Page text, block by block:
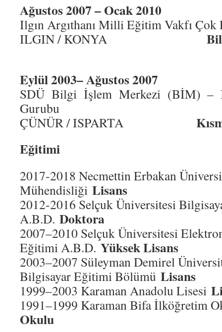
Ağustos 2007 – Ocak 2010
Ilgın Argıthanı Milli Eğitim Vakfı Çok
ILGIN / KONYA
Eylül 2003– Ağustos 2007
SDÜ Bilgi İşlem Merkezi (BİM) –
Gurubu
ÇÜNÜR / ISPARTA Kısmi
Eğitimi
2017-2018 Necmettin Erbakan
Mühendisliği Lisans
2012-2016 Selçuk Üniversitesi
A.B.D. Doktora
2007–2010 Selçuk Üniversitesi
Eğitimi A.B.D. Yüksek Lisans
2003–2007 Süleyman Demirel
Bilgisayar Eğitimi Bölümü Lisans
1999–2003 Karaman Anadolu Lisesi
1991–1999 Karaman Bifa İlköğretim
Okulu